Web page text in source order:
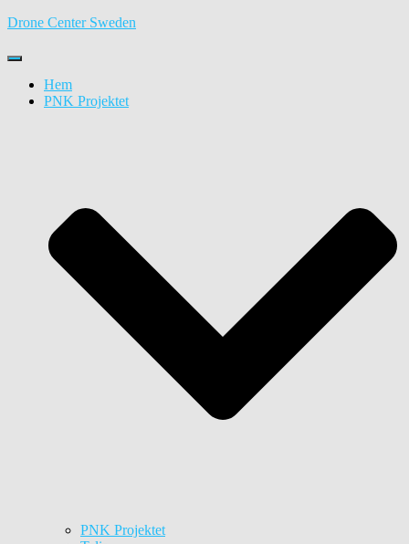
Drone Center Sweden
Toggle
Navigation
Hem
PNK Projektet
PNK Projektet